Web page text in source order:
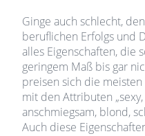
Ginge auch schlecht,
beruflichen Erfolgs und
alles Eigenschaften, die
geringem Maß bis gar
preisen sich die
mit den Attributen
anschmiegsam, blond,
Auch diese